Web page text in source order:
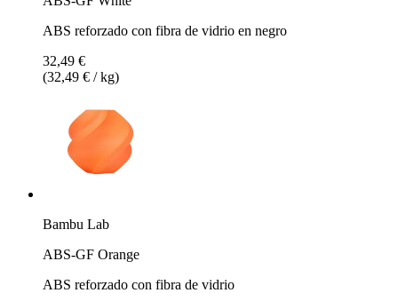
ABS reforzado con fibra de vidrio en negro
32,49 €
(32,49 € / kg)
Bambu Lab
ABS-GF Orange
ABS reforzado con fibra de vidrio